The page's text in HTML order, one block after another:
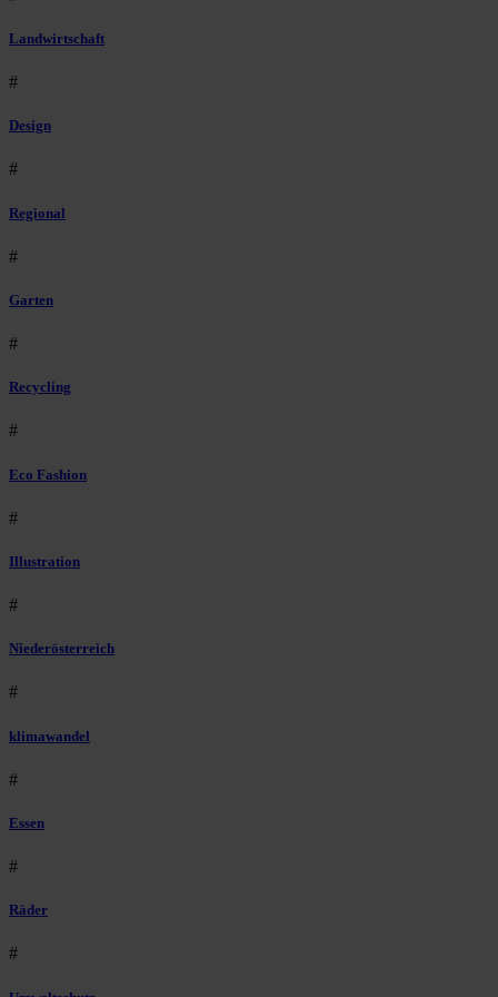
Landwirtschaft
#
Design
#
Regional
#
Garten
#
Recycling
#
Eco Fashion
#
Illustration
#
Niederösterreich
#
klimawandel
#
Essen
#
Räder
#